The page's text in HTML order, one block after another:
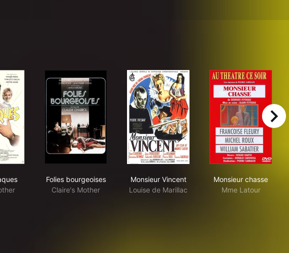
Folies bourgeoises
Claire's Mother
Monsieur Vincent
Louise de Marillac
Monsieur chasse
Mme Latour
right